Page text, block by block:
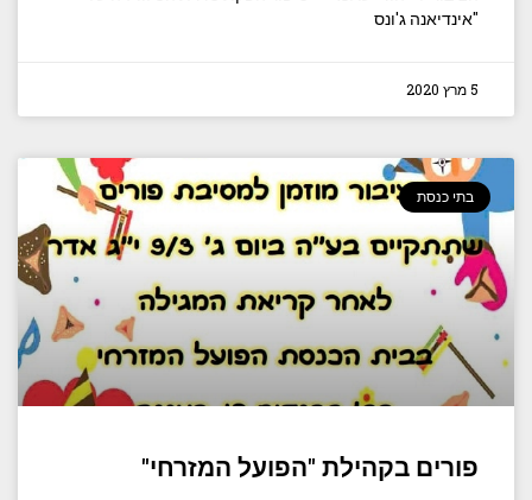
"אינדיאנה ג'ונס
5 מרץ 2020
בתי כנסת
פורים בקהילת "הפועל המזרחי"